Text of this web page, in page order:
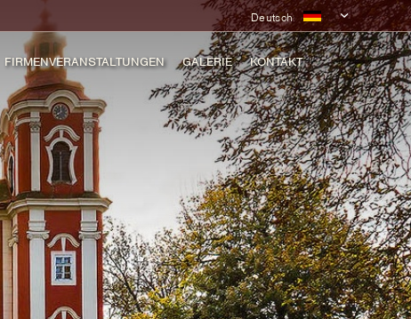
Deutsch
FIRMENVERANSTALTUNGEN GALERIE KONTAKT